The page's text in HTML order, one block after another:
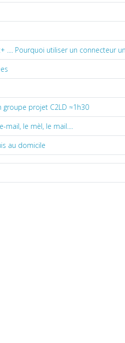
.... Pourquoi utiliser un connecteur
groupe projet C2LD ≈1h30
mail, le mèl, le mail....
au domicile